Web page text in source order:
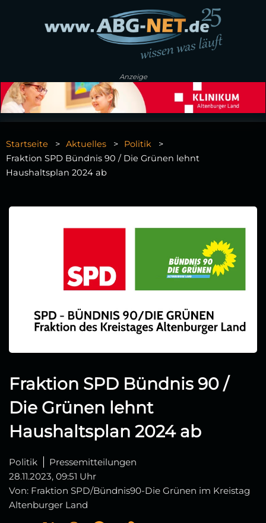
Anzeige
Startseite Aktuelles
Politik
Fraktion SPD Bündnis 90 / Die Grünen lehnt
Haushaltsplan 2024 ab
Fraktion SPD Bündnis 90 /
Die Grünen lehnt
Haushaltsplan 2024 ab
Politik
Pressemitteilungen
28.11.2023, 09:51 Uhr
Von: Fraktion SPD/Bündnis90-Die Grünen im Kreistag
Altenburger Land